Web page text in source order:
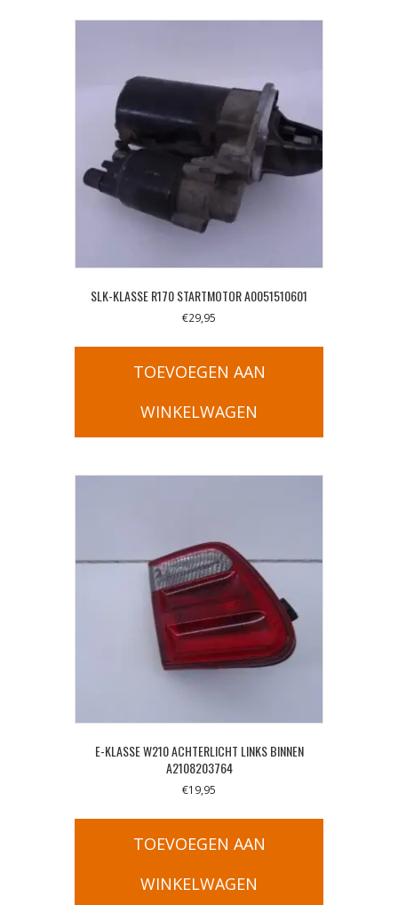
SLK-KLASSE R170 STARTMOTOR A0051510601
€29,95
TOEVOEGEN AAN
WINKELWAGEN
E-KLASSE W210 ACHTERLICHT LINKS BINNEN
A2108203764
€19,95
TOEVOEGEN AAN
WINKELWAGEN